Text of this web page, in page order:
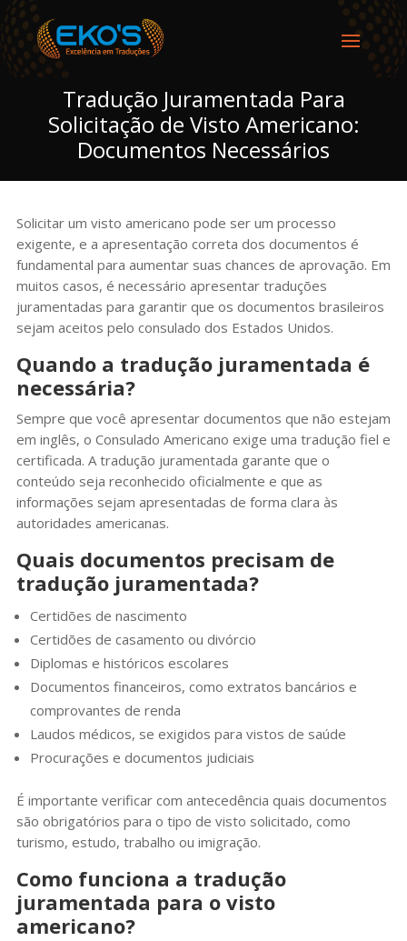
Tradução Juramentada Para
Solicitação de Visto Americano:
Documentos Necessários
Solicitar um visto americano pode ser um processo
exigente, e a apresentação correta dos documentos é
fundamental para aumentar suas chances de aprovação. Em
muitos casos, é necessário apresentar traduções
juramentadas para garantir que os documentos brasileiros
sejam aceitos pelo consulado dos Estados Unidos.
Quando a tradução juramentada é
necessária?
Sempre que você apresentar documentos que não estejam
em inglês, o Consulado Americano exige uma tradução fiel e
certificada. A tradução juramentada garante que o
conteúdo seja reconhecido oficialmente e que as
informações sejam apresentadas de forma clara às
autoridades americanas.
Quais documentos precisam de
tradução juramentada?
Certidões de nascimento
Certidões de casamento ou divórcio
Diplomas e históricos escolares
Documentos financeiros, como extratos bancários e
comprovantes de renda
Laudos médicos, se exigidos para vistos de saúde
Procurações e documentos judiciais
É importante verificar com antecedência quais documentos
são obrigatórios para o tipo de visto solicitado, como
turismo, estudo, trabalho ou imigração.
Como funciona a tradução
juramentada para o visto
americano?